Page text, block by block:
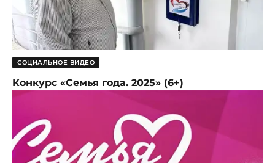
СОЦИАЛЬНОЕ ВИДЕО
Конкурс «Семья года. 2025» (6+)